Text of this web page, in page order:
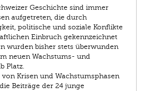
Geschichte sind immer
aufgetreten, die durch
politische und soziale Konflikte
Einbruch gekennzeichnet
wurden bisher stets überwunden
neuen Wachstums- und
Platz.
Krisen und Wachstumsphasen
Beiträge der 24 junge